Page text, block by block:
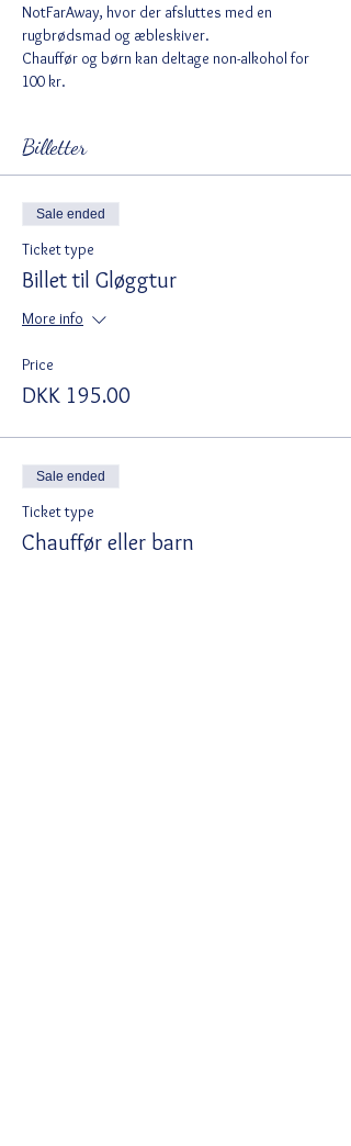
NotFarAway, hvor der afsluttes med en
rugbrødsmad og æbleskiver.
Chauffør og børn kan deltage non-alkohol for
100 kr.
Billetter
Sale ended
Ticket type
Billet til Gløggtur
More info
Price
DKK 195.00
Sale ended
Ticket type
Chauffør eller barn